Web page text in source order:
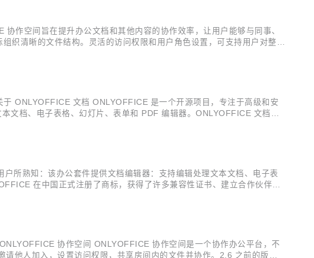
作空间旨在提升办公文档和其他内容的协作效率，让用户能够与同事、
织清晰的文件结构。灵活的访问权限和用户角色设置，可支持用户对整个
ONLYOFFICE 文档 ONLYOFFICE 是一个开源项目，专注于高级和安
文档、电子表格、幻灯片、表单和 PDF 编辑器。ONLYOFFICE 文档高
所熟知：该办公套件提供文档编辑器：支持编辑处理文本文档、电子表
在中国正式注册了商标，获得了许多兼容性证书、建立合作伙伴关
协作空间 ONLYOFFICE 协作空间是一个协作办公平台，不
他人加入，设置访问权限，共享房间内的文件并协作。2.6 之前的版本